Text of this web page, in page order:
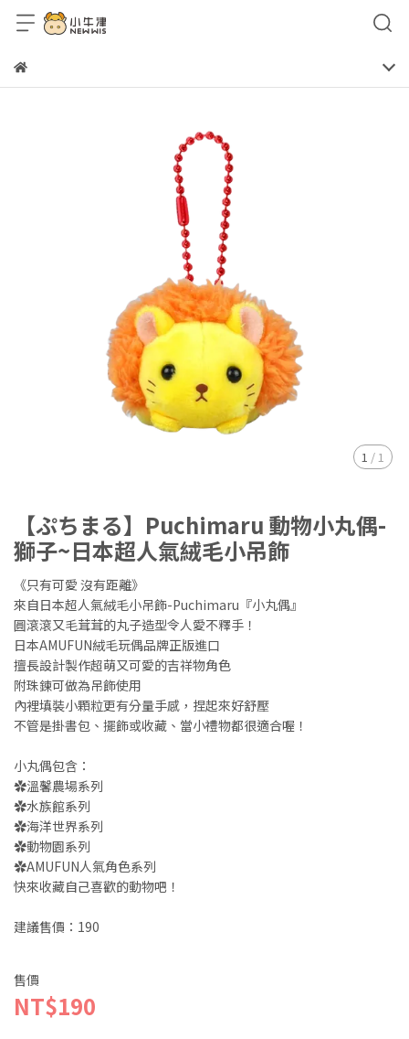
1 / 1
【ぷちまる】Puchimaru 動物小丸偶-
獅子~日本超人氣絨毛小吊飾
《只有可愛 沒有距離》
來自日本超人氣絨毛小吊飾-Puchimaru『小丸偶』
圓滾滾又毛茸茸的丸子造型令人愛不釋手！
日本AMUFUN絨毛玩偶品牌正版進口
擅長設計製作超萌又可愛的吉祥物角色
附珠鍊可做為吊飾使用
內裡填裝小顆粒更有分量手感，捏起來好舒壓
不管是掛書包、擺飾或收藏、當小禮物都很適合喔！
小丸偶包含：
✿溫馨農場系列
✿水族館系列
✿海洋世界系列
✿動物園系列
✿AMUFUN人氣角色系列
快來收藏自己喜歡的動物吧！
建議售價：190
售價
NT$190